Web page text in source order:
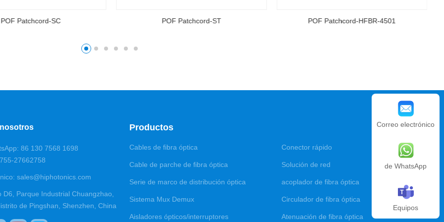
POF Patchcord-ST POF Patchcord-HFBR-4501 POF Patchcord-HFBR-4503
Productos
Cables de fibra óptica Conector rápido
Cable de parche de fibra óptica Solución de red
Serie de marco de distribución óptica acoplador de fibra óptica
Sistema Mux Demux Circulador de fibra óptica
Aisladores ópticos/interruptores Atenuación de fibra óptica
86 130 7568 1698
27662758
sales@hiphotonics.com
D6, Parque Industrial Chuangzhao,
de Pingshan, Shenzhen, China
Correo electrónico
de WhatsApp
Equipos